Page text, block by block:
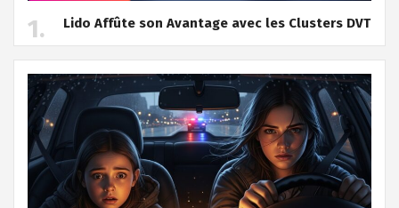
Lido Affûte son Avantage avec les Clusters DVT